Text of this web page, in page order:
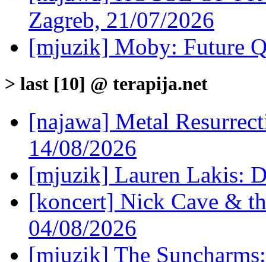
Zagreb, 21/07/2026
[mjuzik] Moby: Future
> last [10] @ terapija.net
[najawa] Metal
14/08/2026
[mjuzik] Lauren Lakis:
[koncert] Nick Cave &
04/08/2026
[mjuzik] The